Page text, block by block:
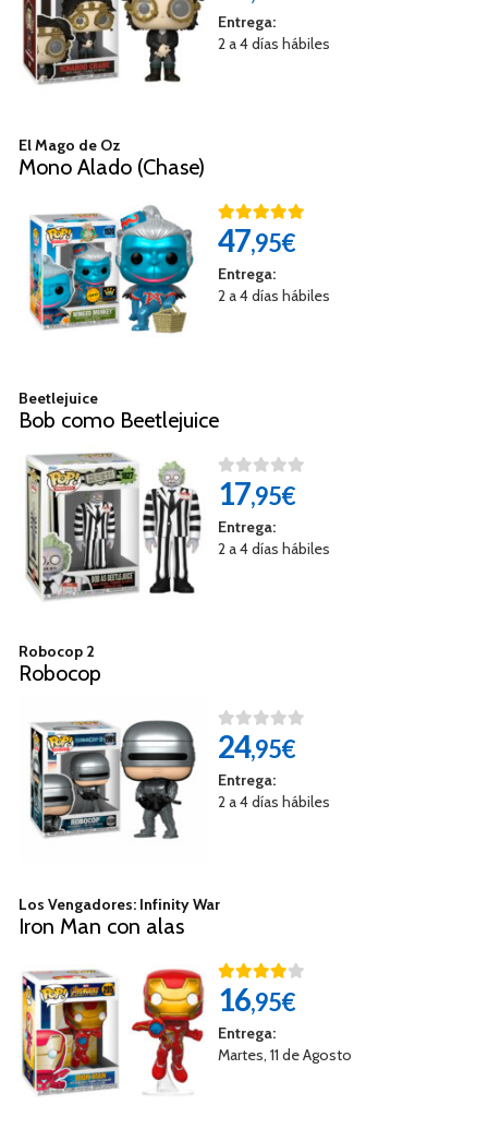
Entrega:
2 a 4 días hábiles
El Mago de Oz
Mono Alado (Chase)
47,95€
Entrega:
2 a 4 días hábiles
Beetlejuice
Bob como Beetlejuice
17,95€
Entrega:
2 a 4 días hábiles
Robocop 2
Robocop
24,95€
Entrega:
2 a 4 días hábiles
Los Vengadores: Infinity War
Iron Man con alas
16,95€
Entrega:
Martes, 11 de Agosto